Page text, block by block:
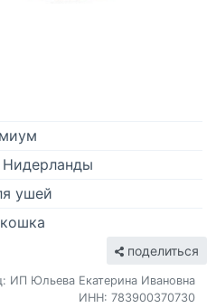
Нидерланды
ушей
поделиться
ИП Юльева Екатерина Ивановна
ИНН: 783900370730